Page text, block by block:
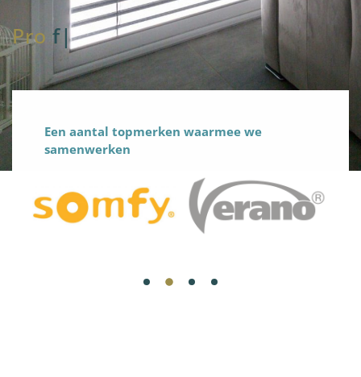
Pro fteam|
Een aantal topmerken waarmee we
samenwerken